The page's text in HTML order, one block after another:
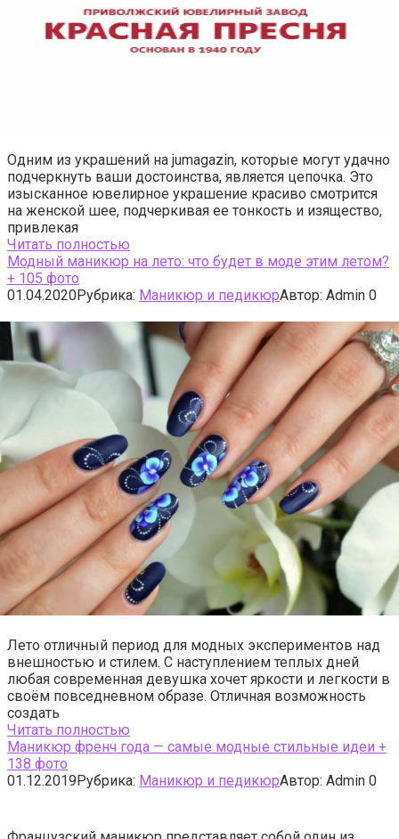
Одним из украшений на jumagazin, которые могут удачно
подчеркнуть ваши достоинства, является цепочка. Это
изысканное ювелирное украшение красиво смотрится
на женской шее, подчеркивая ее тонкость и изящество,
привлекая
Читать полностью
Модный маникюр на лето: что будет в моде этим летом?
+ 105 фото
01.04.2020Рубрика: Маникюр и педикюрАвтор: Admin 0
Лето отличный период для модных экспериментов над
внешностью и стилем. С наступлением теплых дней
любая современная девушка хочет яркости и легкости в
своём повседневном образе. Отличная возможность
создать
Читать полностью
Маникюр френч года — самые модные стильные идеи +
138 фото
01.12.2019Рубрика: Маникюр и педикюрАвтор: Admin 0